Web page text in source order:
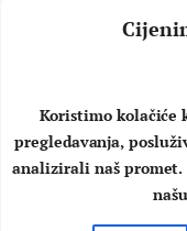
Koristimo kolačiće
pregledavanja,
analizirali naš
O NAMA